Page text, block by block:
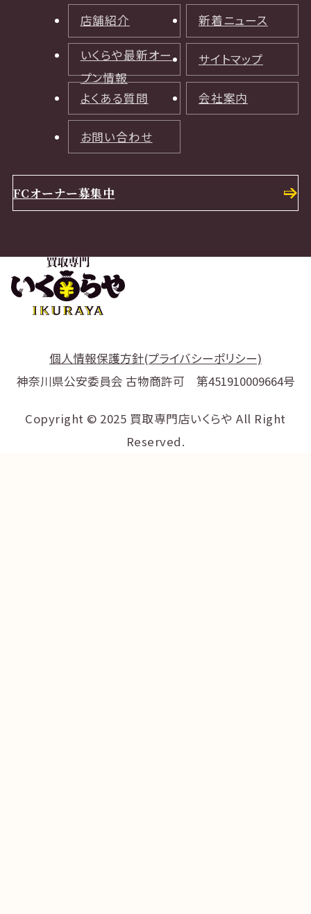
店舗紹介 新着ニュース
いくらや最新オー
プン情報
サイトマップ
よくある質問 会社案内
お問い合わせ
FCオーナー募集中
個人情報保護方針(プライバシーポリシー)
神奈川県公安委員会 古物商許可 第451910009664号
Copyright © 2025 買取専門店いくらや All Right
Reserved.